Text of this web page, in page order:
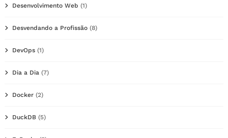
Desenvolvimento Web (1)
Desvendando a Profissão (8)
DevOps (1)
Dia a Dia (7)
Docker (2)
DuckDB (5)